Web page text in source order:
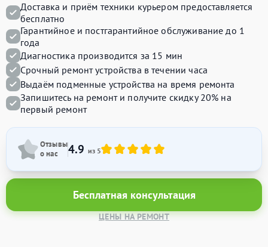
Доставка и приём техники курьером предоставляется
бесплатно
Гарантийное и постгарантийное обслуживание до 1
года
Диагностика производится за 15 мин
Срочный ремонт устройства в течении часа
Выдаём подменные устройства на время ремонта
Запишитесь на ремонт и получите скидку 20% на
первый ремонт
Отзывы
о нас
4.9 из 5
Бесплатная консультация
ЦЕНЫ НА РЕМОНТ